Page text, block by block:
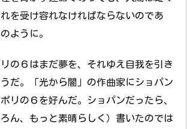
を受け容れなければならないのであ
ように。
の６はまだ夢を、それゆえ自我を引き
だ。「光から闇」の作曲家にショパン
リの６を好んだ。ショパンだったら、
ん、もっと素晴らしく）書いたのでは